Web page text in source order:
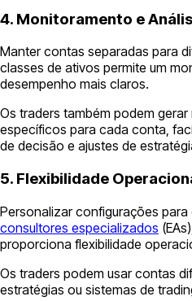
4. Monitoramento e
Manter contas separadas para
classes de ativos permite um
desempenho mais claros.
Os traders também podem
específicos para cada conta,
de decisão e ajustes de
5. Flexibilidade
Personalizar configurações
consultores especializados
proporciona flexibilidade
Os traders podem usar contas
estratégias ou sistemas de